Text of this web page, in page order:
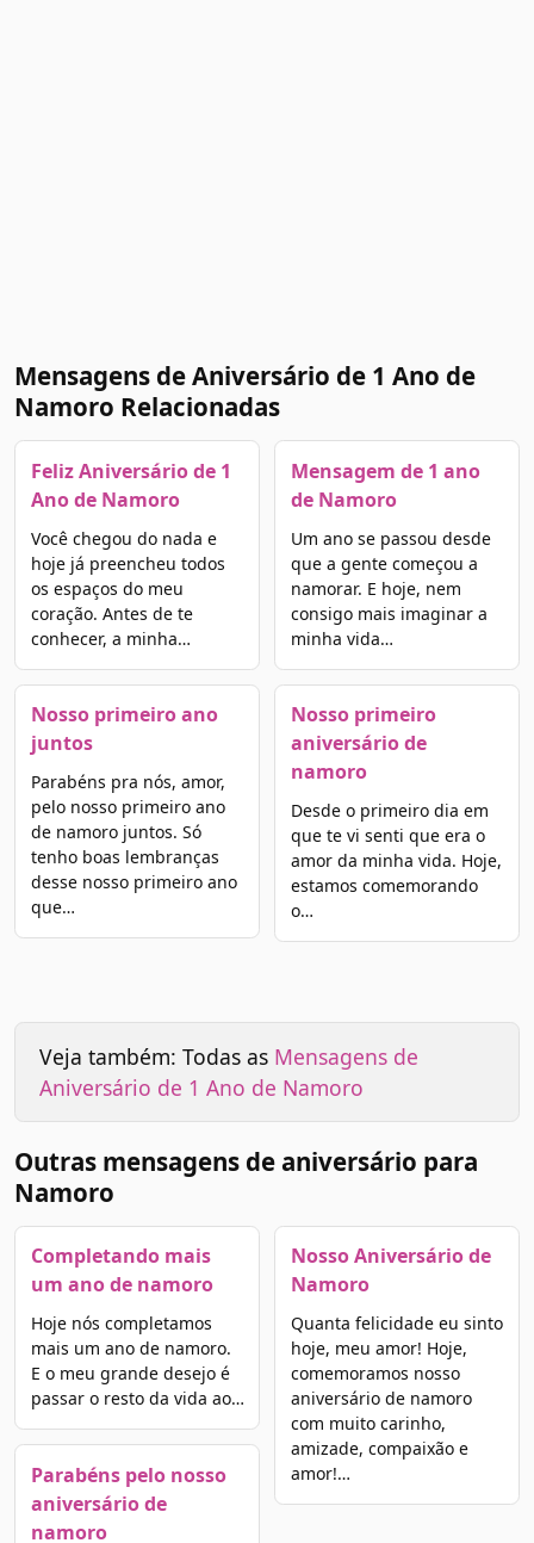
Mensagens de Aniversário de 1 Ano de
Namoro Relacionadas
Feliz Aniversário de 1
Ano de Namoro
Você chegou do nada e
hoje já preencheu todos
os espaços do meu
coração. Antes de te
conhecer, a minha…
Nosso primeiro ano
juntos
Parabéns pra nós, amor,
pelo nosso primeiro ano
de namoro juntos. Só
tenho boas lembranças
desse nosso primeiro ano
que…
Mensagem de 1 ano
de Namoro
Um ano se passou desde
que a gente começou a
namorar. E hoje, nem
consigo mais imaginar a
minha vida…
Nosso primeiro
aniversário de
namoro
Desde o primeiro dia em
que te vi senti que era o
amor da minha vida. Hoje,
estamos comemorando
o…
Veja também: Todas as Mensagens de
Aniversário de 1 Ano de Namoro
Outras mensagens de aniversário para
Namoro
Completando mais
um ano de namoro
Hoje nós completamos
mais um ano de namoro.
E o meu grande desejo é
passar o resto da vida ao…
Parabéns pelo nosso
aniversário de
namoro
Nosso Aniversário de
Namoro
Quanta felicidade eu sinto
hoje, meu amor! Hoje,
comemoramos nosso
aniversário de namoro
com muito carinho,
amizade, compaixão e
amor!…